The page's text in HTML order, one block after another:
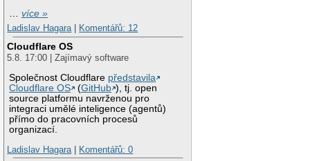
…více »
Ladislav Hagara| Komentářů: 12
Cloudflare OS
5.8. 17:00 | Zajímavý software
Společnost Cloudflare představila
Cloudflare OS
(GitHub ), tj. open
source platformu navrženou pro
integraci umělé inteligence (agentů)
přímo do pracovních procesů
organizací.
Ladislav Hagara| Komentářů: 0